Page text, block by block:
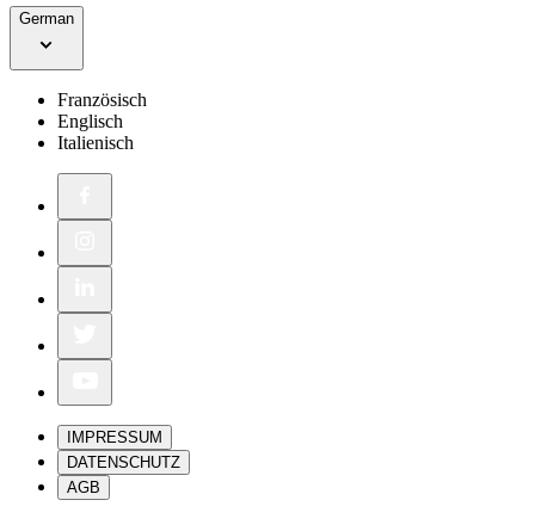
German
Französisch
Englisch
Italienisch
IMPRESSUM
DATENSCHUTZ
AGB